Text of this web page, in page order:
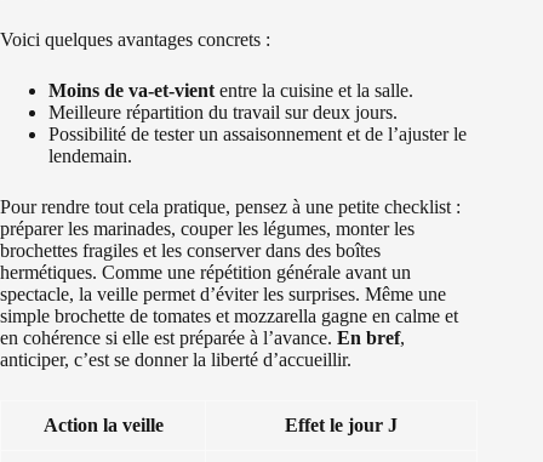
Voici quelques avantages concrets :
Moins de va-et-vient entre la cuisine et la salle.
Meilleure répartition du travail sur deux jours.
Possibilité de tester un assaisonnement et de l’ajuster le
lendemain.
Pour rendre tout cela pratique, pensez à une petite checklist :
préparer les marinades, couper les légumes, monter les
brochettes fragiles et les conserver dans des boîtes
hermétiques. Comme une répétition générale avant un
spectacle, la veille permet d’éviter les surprises. Même une
simple brochette de tomates et mozzarella gagne en calme et
en cohérence si elle est préparée à l’avance. En bref,
anticiper, c’est se donner la liberté d’accueillir.
Action la veille Effet le jour J